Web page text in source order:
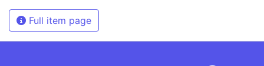
Full item page